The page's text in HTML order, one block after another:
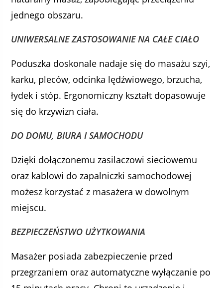
jednego obszaru.
UNIWERSALNE ZASTOSOWANIE NA CAŁE CIAŁO
Poduszka doskonale nadaje się do masażu szyi,
karku, pleców, odcinka lędźwiowego, brzucha,
łydek i stóp. Ergonomiczny kształt dopasowuje
się do krzywizn ciała.
DO DOMU, BIURA I SAMOCHODU
Dzięki dołączonemu zasilaczowi sieciowemu
oraz kablowi do zapalniczki samochodowej
możesz korzystać z masażera w dowolnym
miejscu.
BEZPIECZEŃSTWO UŻYTKOWANIA
Masażer posiada zabezpieczenie przed
przegrzaniem oraz automatyczne wyłączanie po